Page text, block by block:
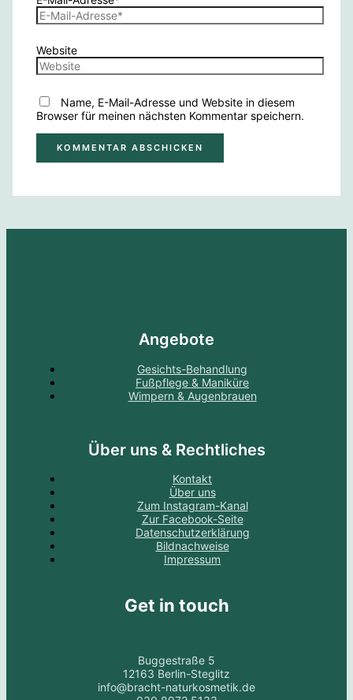
Website
Name, E-Mail-Adresse und Website in diesem
Browser für meinen nächsten Kommentar speichern.
Angebote
Gesichts-Behandlung
Fußpflege & Maniküre
Wimpern & Augenbrauen
Über uns & Rechtliches
Kontakt
Über uns
Zum Instagram-Kanal
Zur Facebook-Seite
Datenschutzerklärung
Bildnachweise
Impressum
Get in touch
Buggestraße 5
12163 Berlin-Steglitz
info@bracht-naturkosmetik.de